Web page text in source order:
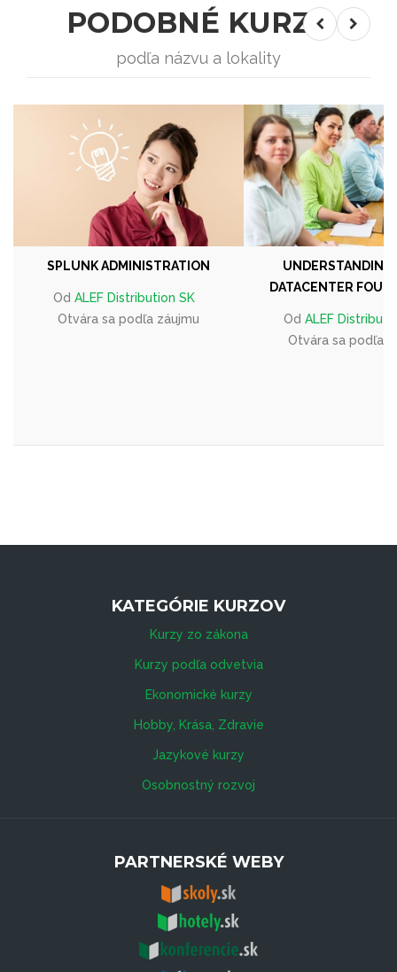
PODOBNÉ KURZY
podľa názvu a lokality
SPLUNK ADMINISTRATION
Od ALEF Distribution SK
Otvára sa podľa záujmu
UNDERSTANDING
DATACENTER
Od ALEF
Otvára sa podľa
KATEGÓRIE KURZOV
Kurzy zo zákona
Kurzy podľa odvetvia
Ekonomické kurzy
Hobby, Krása, Zdravie
Jazykové kurzy
Osobnostný rozvoj
PARTNERSKÉ WEBY